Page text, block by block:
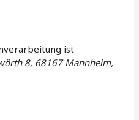
ist
8, 68167 Mannheim,